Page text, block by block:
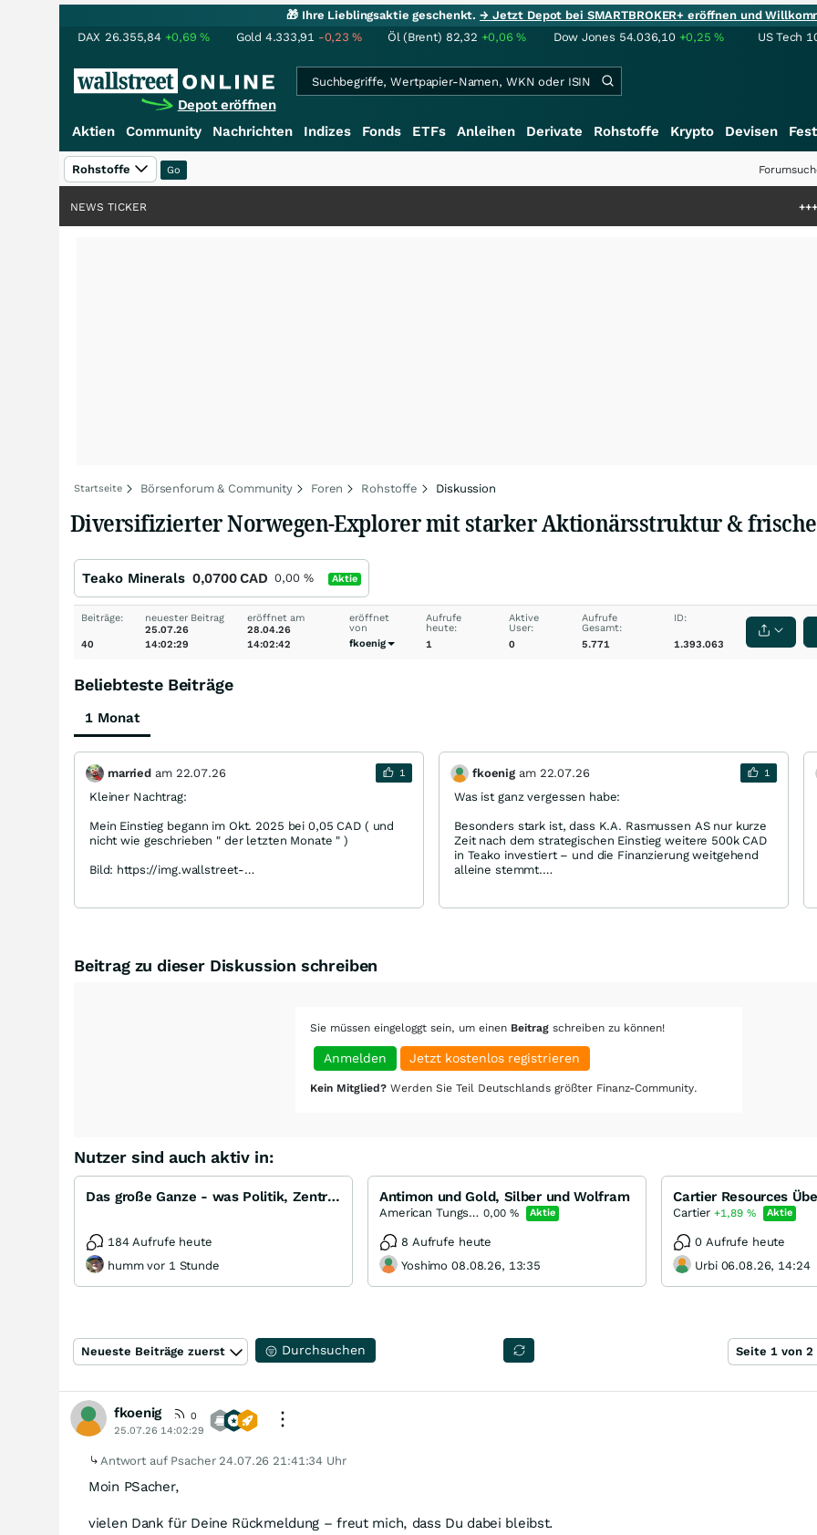
🎁 Ihre Lieblingsaktie geschenkt.→ Jetzt Depot bei SMARTBROKER+ eröffnen und
DAX 26.355,84 +0,69% Gold 4.333,91 -0,23% Öl (Brent) 82,32 +0,06% Dow Jones 54.036,10 +0,25% US Tech
Depot eröffnen
Aktien Community Nachrichten Indizes Fonds ETFs Anleihen Derivate Rohstoffe Krypto Devisen
Rohstoffe
Saga bei
NEWS TICKER
Startseite Börsenforum & Community Foren Rohstoffe Diskussion
Diversifizierter Norwegen-Explorer mit starker Aktionärsstruktur &
Teako Minerals 0,0700 CAD 0,00 % Aktie
Beiträge:
40
neuester Beitrag
25.07.26
14:02:29
eröffnet am
28.04.26
14:02:42
eröffnet
von
fkoenig
Aufrufe
heute:
1
Aktive
User:
0
Aufrufe
Gesamt:
5.771
ID:
1.393.063
Beliebteste Beiträge
1 Monat
married am 22.07.26 1
Kleiner Nachtrag:
Mein Einstieg begann im Okt. 2025 bei 0,05 CAD ( und
nicht wie geschrieben " der letzten Monate " )
Bild: https://img.wallstreet-
fkoenig am 22.07.26 1
Was ist ganz vergessen habe:
Besonders stark ist, dass K.A. Rasmussen AS nur kurze
Zeit nach dem strategischen Einstieg weitere 500k CAD
in Teako investiert – und die Finanzierung weitgehend
alleine stemmt.
Ein kluger Schachzug wäre es doch Teako mit einem
Listing in Oslo weiteren skandinavischen Anlegern
zugänglich zu machen.
Beitrag zu dieser Diskussion schreiben
Sie müssen eingeloggt sein, um einen Beitrag schreiben zu können!
Anmelden Jetzt kostenlos registrieren
Kein Mitglied? Werden Sie Teil Deutschlands größter Finanz-Community.
Nutzer sind auch aktiv in:
Das große Ganze - was Politik, Zentralbanken, Trends, Medien und Gesellschaft mit Aktien, Rohstoffen
184 Aufrufe heute
humm vor 1 Stunde
Antimon und Gold, Silber und Wolfram
American Tungsten & Antimony 0,00% Aktie
8 Aufrufe heute
Yoshimo 08.08.26, 13:35
Cartier +1,89% Aktie
0 Aufrufe heute
Urbi 06.08.26, 14:24
Neueste Beiträge zuerst Durchsuchen Seite 1 von 2
fkoenig
0
25.07.26 14:02:29
Antwort auf Psacher 24.07.26 21:41:34 Uhr
Moin PSacher,
vielen Dank für Deine Rückmeldung – freut mich, dass Du dabei bleibst.